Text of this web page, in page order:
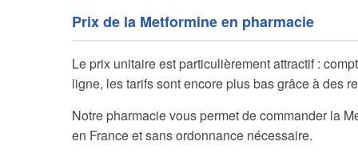
Prix de la Metformine en pharmacie
Le prix unitaire est particulièrement attractif :
ligne, les tarifs sont encore plus bas grâce à des
Notre pharmacie vous permet de commander la
en France et sans ordonnance nécessaire.